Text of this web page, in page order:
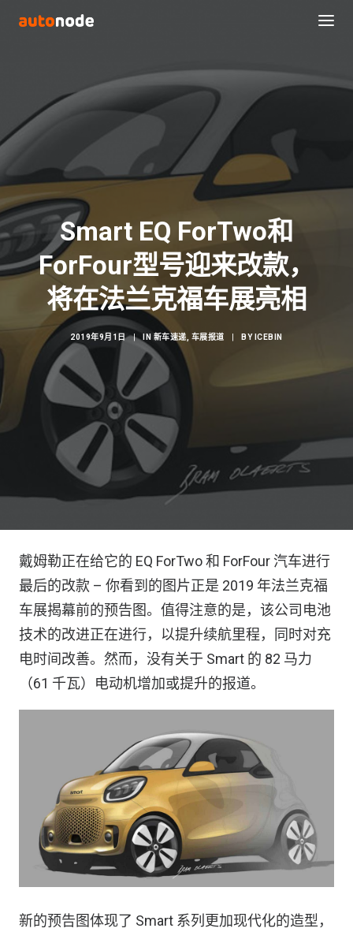
Search
Smart EQ ForTwo和
ForFour型号迎来改款，
将在法兰克福车展亮相
2019年9月1日 | IN 新车速递 车展报道 BY ICEBIN
戴姆勒正在给它的 EQ ForTwo 和 ForFour 汽车进行
最后的改款 – 你看到的图片正是 2019 年法兰克福
车展揭幕前的预告图。值得注意的是，该公司电池
技术的改进正在进行，以提升续航里程，同时对充
电时间改善。然而，没有关于 Smart 的 82 马力
（61 千瓦）电动机增加或提升的报道。
新的预告图体现了 Smart 系列更加现代化的造型，